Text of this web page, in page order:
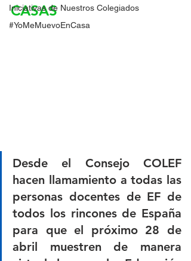
Iniciativas de Nuestros Colegiados
#YoMeMuevoEnCasa
CASAS
Desde el Consejo COLEF
hacen llamamiento a todas las
personas docentes de EF de
todos los rincones de España
para que el próximo 28 de
abril muestren de manera